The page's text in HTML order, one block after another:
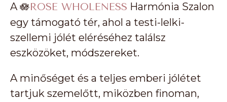
A 🪷ROSE WHOLENESS Harmónia Szalon
egy támogató tér, ahol a testi-lelki-
szellemi jólét eléréséhez találsz
eszközöket, módszereket.
A minőséget és a teljes emberi jólétet
tartjuk szemelőtt, miközben finoman,